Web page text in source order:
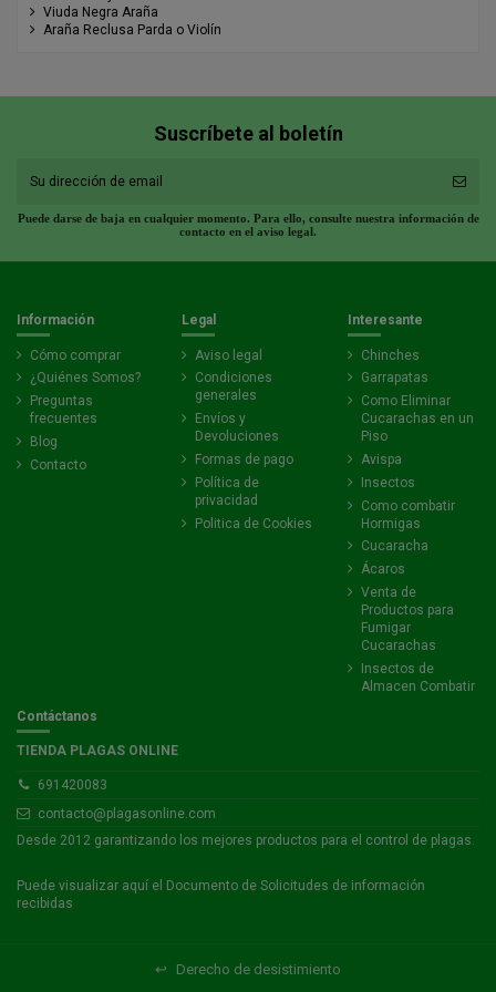
Viuda Negra Araña
Araña Reclusa Parda o Violín
Suscríbete al boletín
Puede darse de baja en cualquier momento. Para ello, consulte nuestra información de
contacto en el aviso legal.
Información
Cómo comprar
¿Quiénes Somos?
Preguntas
frecuentes
Blog
Contacto
Legal
Aviso legal
Condiciones
generales
Envíos y
Devoluciones
Formas de pago
Política de
privacidad
Politica de Cookies
Interesante
Chinches
Garrapatas
Como Eliminar
Cucarachas en un
Piso
Avispa
Insectos
Como combatir
Hormigas
Cucaracha
Ácaros
Venta de
Productos para
Fumigar
Cucarachas
Insectos de
Almacen Combatir
Contáctanos
TIENDA PLAGAS ONLINE
691420083
contacto@plagasonline.com
Desde 2012 garantizando los mejores productos para el control de plagas.
Puede visualizar aquí el Documento de Solicitudes de información
recibidas
↩ Derecho de desistimiento